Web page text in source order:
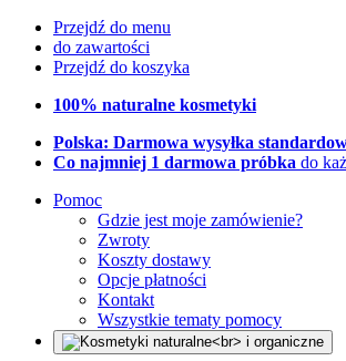
Przejdź do menu
do zawartości
Przejdź do koszyka
100% naturalne kosmetyki
Polska: Darmowa wysyłka
Co najmniej 1 darmowa próbka do
Pomoc
Gdzie jest moje zamówienie?
Zwroty
Koszty dostawy
Opcje płatności
Kontakt
Wszystkie tematy pomocy